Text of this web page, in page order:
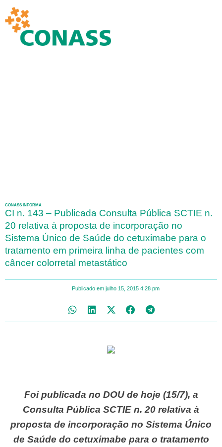
CONASS INFORMA
CI n. 143 – Publicada Consulta Pública SCTIE n.
20 relativa à proposta de incorporação no
Sistema Único de Saúde do cetuximabe para o
tratamento em primeira linha de pacientes com
câncer colorretal metastático
Publicado em julho 15, 2015 4:28 pm
Foi publicada no DOU de hoje (15/7), a
Consulta Pública SCTIE n. 20 relativa à
proposta de incorporação no Sistema Único
de Saúde do cetuximabe para o tratamento